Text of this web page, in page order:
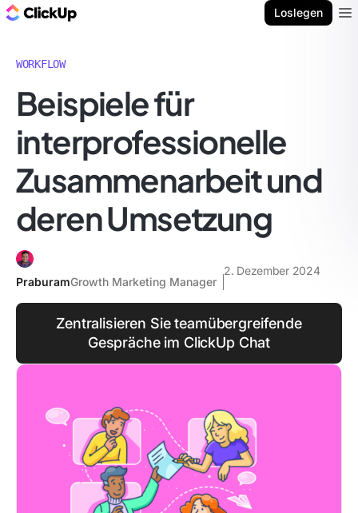
Loslegen
WORKFLOW
Beispiele für
interprofessionelle
Zusammenarbeit und
deren Umsetzung
PraburamGrowth Marketing Manager
2. Dezember 2024
Zentralisieren Sie teamübergreifende
Gespräche im ClickUp Chat